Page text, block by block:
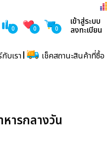
0 0 0
เข้าสู่ระบบ
ลงทะเบียน
บเรา เช็คสถานะสินค้าที่ซื้อ
ารกลางวัน